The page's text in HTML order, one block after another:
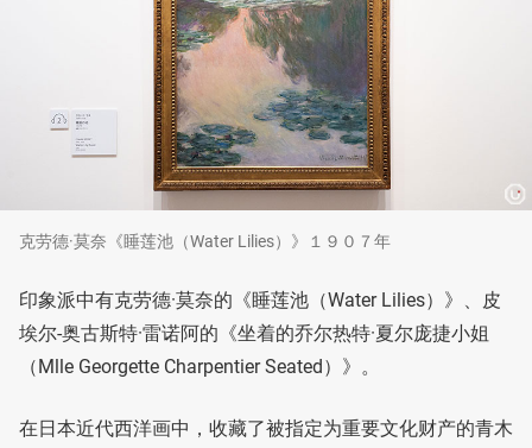
克劳德·莫奈《睡莲池（Water Lilies）》１９０７年
印象派中有克劳德·莫奈的《睡莲池（Water Lilies）》、皮
埃尔-奥古斯特·雷诺阿的《坐着的乔尔热特·夏尔庞捷小姐
（Mlle Georgette Charpentier Seated）》。
在日本近代西洋画中，收藏了被指定为重要文化财产的青木